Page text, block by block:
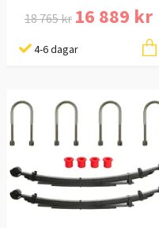
18 765 kr 16 889 kr
4-6 dagar